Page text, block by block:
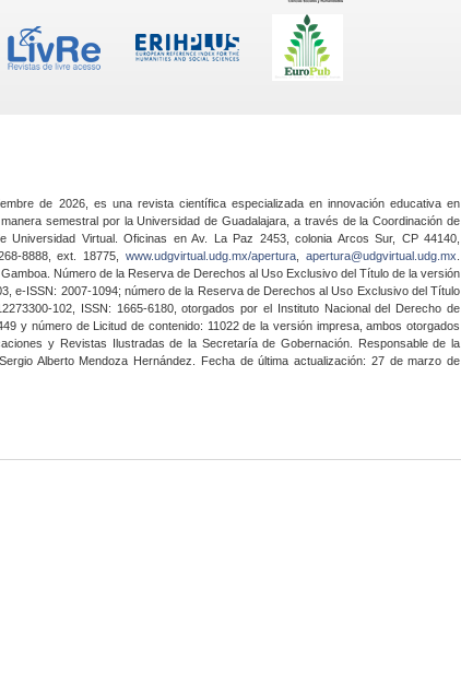
de 2026, es una revista científica especializada en innovación educativa en
semestral por la Universidad de Guadalajara, a través de la Coordinación de
Universidad Virtual. Oficinas en Av. La Paz 2453, colonia Arcos Sur, CP 44140,
8888, ext. 18775,www.udgvirtual.udg.mx/apertura apertura@udgvirtual.udg.mx
Número de la Reserva de Derechos al Uso Exclusivo del Título de la versión
e-ISSN: 2007-1094; número de la Reserva de Derechos al Uso Exclusivo del Título
102, ISSN: 1665-6180, otorgados por el Instituto Nacional del Derecho de
y número de Licitud de contenido: 11022 de la versión impresa, ambos otorgados
y Revistas Ilustradas de la Secretaría de Gobernación. Responsable de la
Alberto Mendoza Hernández. Fecha de última actualización: 27 de marzo de